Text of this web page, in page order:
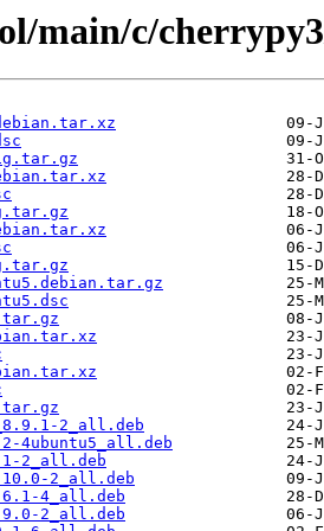
main/c/
2_all.deb
4ubuntu5_all.deb
2_all.deb
2_all.deb
4_all.deb
2_all.deb